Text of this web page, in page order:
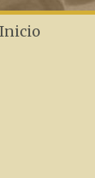
Inicio